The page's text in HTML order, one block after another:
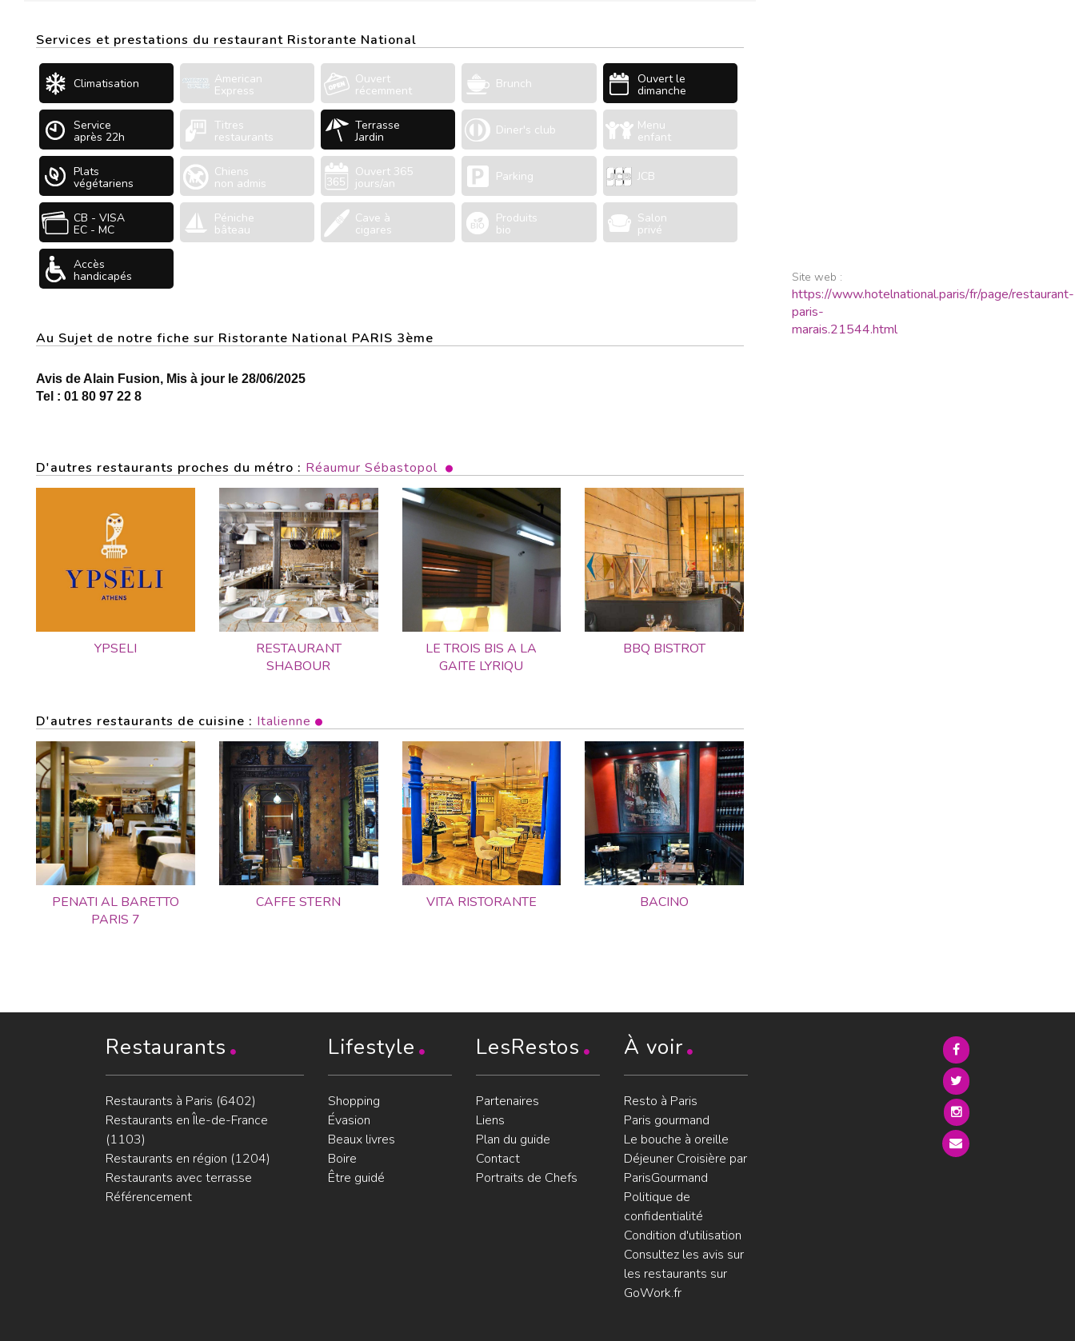
Services et prestations du restaurant Ristorante National
Climatisation American
Express
Ouvert
récemment Brunch Ouvert le
dimanche
Service
après 22h
Titres
restaurants
Terrasse
Jardin Diner's club Menu
enfant
Plats
végétariens
Chiens
non admis
Ouvert 365
jours/an Parking JCB
CB - VISA
EC - MC
Péniche
bâteau
Cave à
cigares
Produits
bio
Salon
privé
Accès
handicapés
Au Sujet de notre fiche sur Ristorante National PARIS 3ème
Avis de Alain Fusion, Mis à jour le 28/06/2025
Tel : 01 80 97 22 8
D'autres restaurants proches du métro : Réaumur Sébastopol
YPSELI
RESTAURANT
SHABOUR
LE TROIS BIS A LA
GAITE LYRIQU
BBQ BISTROT
D'autres restaurants de cuisine : Italienne
PENATI AL BARETTO
PARIS 7
CAFFE STERN VITA RISTORANTE BACINO
Site web :
https://www.hotelnational.paris/fr/page/restaurant-
paris-
marais.21544.html
Restaurants
Restaurants à Paris (6402)
Restaurants en Île-de-France
(1103)
Restaurants en région (1204)
Restaurants avec terrasse
Référencement
Lifestyle
Shopping
Évasion
Beaux livres
Boire
Être guidé
LesRestos
Partenaires
Liens
Plan du guide
Contact
Portraits de Chefs
À voir
Resto à Paris
Paris gourmand
Le bouche à oreille
Déjeuner Croisière par
ParisGourmand
Politique de
confidentialité
Condition d'utilisation
Consultez les avis sur
les restaurants sur
GoWork.fr